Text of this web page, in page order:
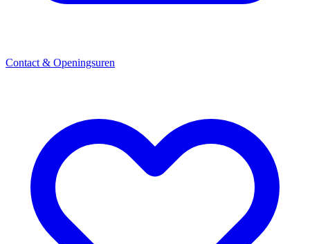
Contact & Openingsuren